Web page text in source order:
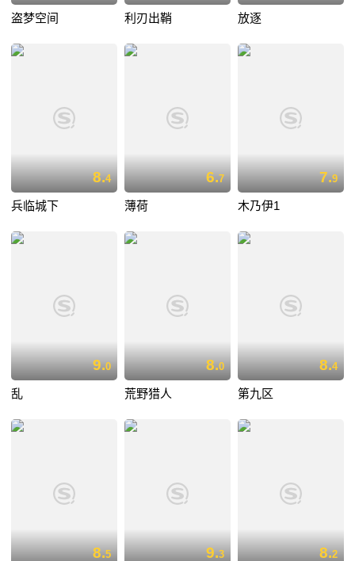
盗梦空间 利刃出鞘 放逐
8.4
兵临城下
6.7
薄荷
7.9
木乃伊1
9.0
乱
8.0
荒野猎人
8.4
第九区
8.5 9.3 8.2